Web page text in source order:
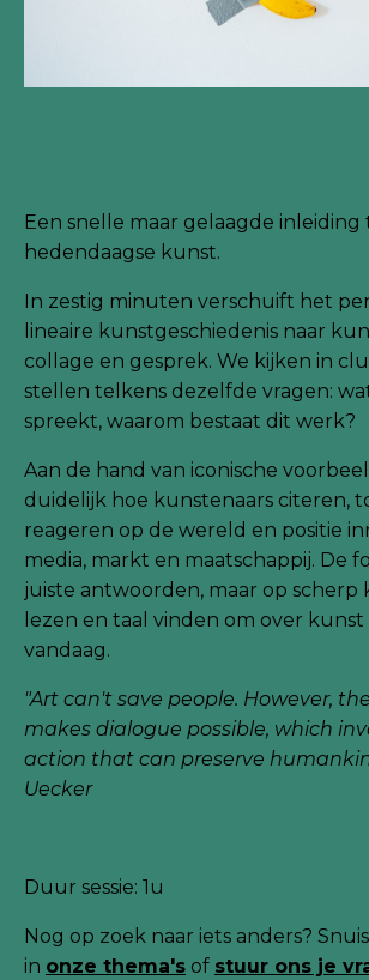
Een snelle maar gelaagde inleiding
hedendaagse kunst.
In zestig minuten verschuift het
lineaire kunstgeschiedenis naar
collage en gesprek. We kijken in
stellen telkens dezelfde vragen:
spreekt, waarom bestaat dit werk?
Aan de hand van iconische
duidelijk hoe kunstenaars citeren,
reageren op de wereld en positie
media, markt en maatschappij. De
juiste antwoorden, maar op scherp
lezen en taal vinden om over
vandaag.
"Art can't save people. However,
makes dialogue possible, which
action that can preserve
Uecker
Duur sessie: 1u
Nog op zoek naar iets anders?
in onze thema's of stuur ons je